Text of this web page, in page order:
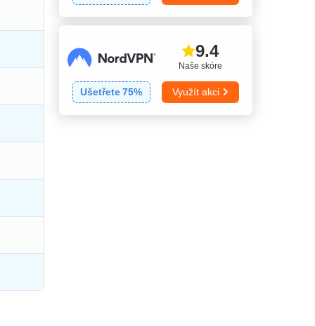
Naše skóre
9.4
Ušetřete 75% Využít akci